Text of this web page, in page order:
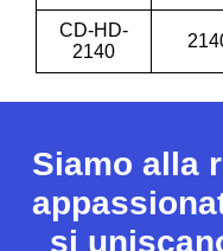
CD-HD-
2140
Siamo alla
si